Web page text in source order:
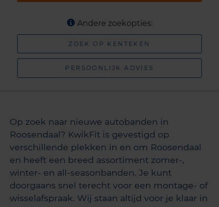
Andere zoekopties:
ZOEK OP KENTEKEN
PERSOONLIJK ADVIES
Op zoek naar nieuwe autobanden in
Roosendaal? KwikFit is gevestigd op
verschillende plekken in en om Roosendaal
en heeft een breed assortiment zomer-,
winter- en all-seasonbanden. Je kunt
doorgaans snel terecht voor een montage- of
wisselafspraak. Wij staan altijd voor je klaar in